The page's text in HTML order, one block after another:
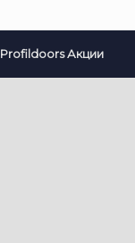
Profildoors Акции